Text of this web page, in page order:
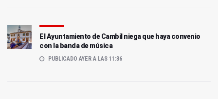
El Ayuntamiento de Cambil niega que haya convenio
con la banda de música
PUBLICADO AYER A LAS 11:36